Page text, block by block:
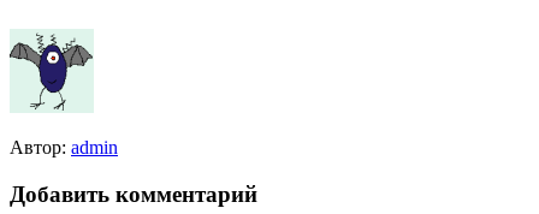
Автор: admin
Добавить комментарий